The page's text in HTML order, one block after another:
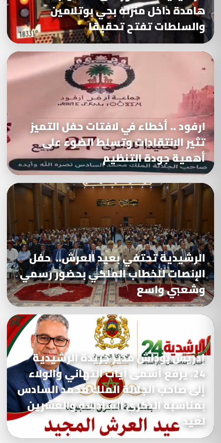
هامدة داخل منزله بحي بوتلامين
والسلطات تفتح تحقيقا
ارفود .. أخطاء في لافتات حفل التميز
تثير الانتقادات وتسلط الضوء على
أهمية جودة التنظيم
الرشيدية تحتفي بعيد العرش.. حفل
الإنصات للخطاب الملكي بحضور رسمي
وشعبي واسع
إدريس بوداش مدير جريدة الرشيدية
24، يرفع أسمى آيات التهاني والولاء
إلى صاحب الجلالة الملك محمد السادس
بمناسبة الذكرى السادسة والعشرين
لعيد